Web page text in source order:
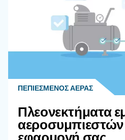
Compressed
Explore all our solutions